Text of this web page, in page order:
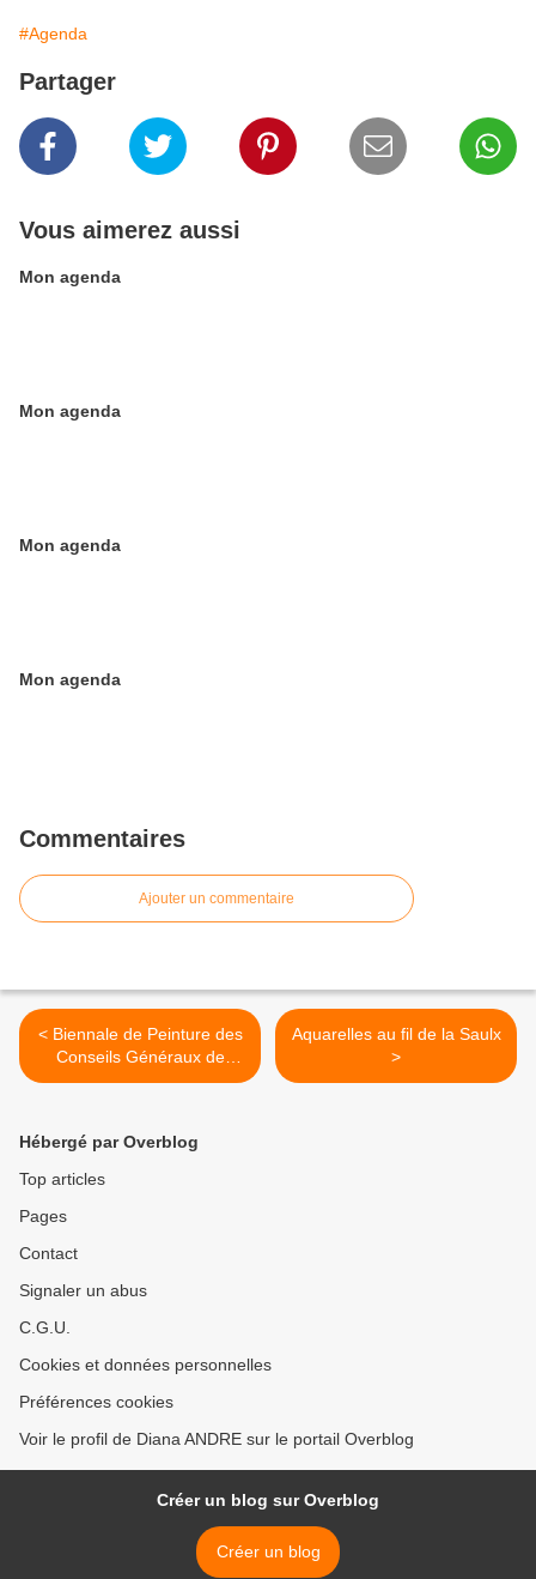
#Agenda
Partager
Vous aimerez aussi
Mon agenda
Mon agenda
Mon agenda
Mon agenda
Commentaires
Ajouter un commentaire
< Biennale de Peinture des
Conseils Généraux de
Lorraine
Aquarelles au fil de la Saulx
>
Hébergé par Overblog
Top articles
Pages
Contact
Signaler un abus
C.G.U.
Cookies et données personnelles
Préférences cookies
Voir le profil de Diana ANDRE sur le portail Overblog
Créer un blog sur Overblog
Créer un blog